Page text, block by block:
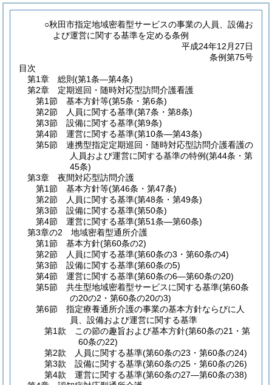
○秋田市指定地域密着型サービスの事業の人員、設備お
よび運営に関する基準を定める条例
平成24年12月27日
条例第75号
目次
第1章
総則 (第1条―第4条)
第2章
定期巡回・随時対応型訪問介護看護
第1節
基本方針等(第5条・第6条)
第2節
人員に関する基準(第7条・第8条)
第3節
設備に関する基準(第9条)
第4節
運営に関する基準(第10条―第43条)
第5節
連携型指定定期巡回・随時対応型訪問介護看護の
人員および運営に関する基準の特例(第44条・第
45条)
第3章
夜間対応型訪問介護
第1節
基本方針等(第46条・第47条)
第2節
人員に関する基準(第48条・第49条)
第3節
設備に関する基準(第50条)
第4節
運営に関する基準(第51条―第60条)
第3章の2
地域密着型通所介護
第1節
基本方針(第60条の2)
第2節
人員に関する基準(第60条の3・第60条の4)
第3節
設備に関する基準(第60条の5)
第4節
運営に関する基準(第60条の6―第60条の20)
第5節
共生型地域密着型サービスに関する基準(第60条
の20の2・第60条の20の3)
第6節
指定療養通所介護の事業の基本方針ならびに人
員、設備および運営に関する基準
第1款
この節の趣旨および基本方針(第60条の21・第
60条の22)
第2款
人員に関する基準(第60条の23・第60条の24)
第3款
設備に関する基準(第60条の25・第60条の26)
第4款
運営に関する基準(第60条の27―第60条の38)